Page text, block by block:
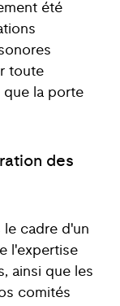
été
toute
que la porte
des
le cadre d'un
l'expertise
ainsi que les
comités